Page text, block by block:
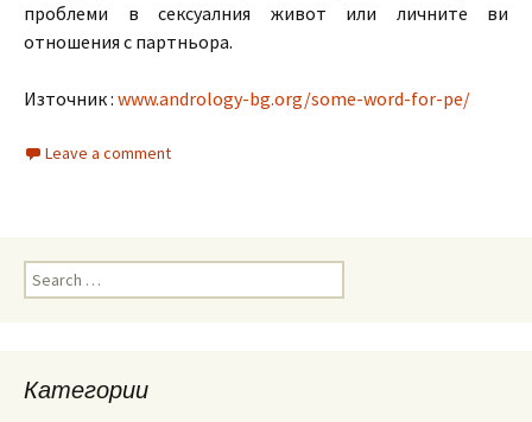
проблеми в сексуалния живот или личните ви
отношения с партньора.
Източник : www.andrology-bg.org/some-word-for-pe/
Leave a comment
Search
for:
Категории